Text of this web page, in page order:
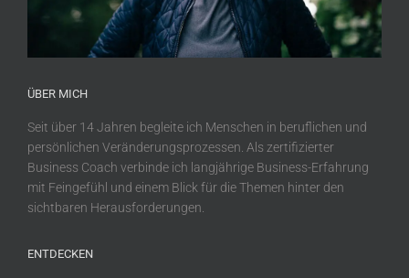
ÜBER MICH
Seit über 14 Jahren begleite ich Menschen in beruflichen und
persönlichen Veränderungsprozessen. Als zertifizierter
Business Coach verbinde ich langjährige Business-Erfahrung
mit Feingefühl und einem Blick für die Themen hinter den
sichtbaren Herausforderungen.
ENTDECKEN